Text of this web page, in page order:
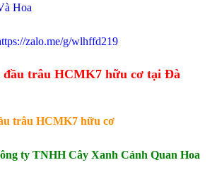
Hoa
zalo.me/g/wlhffd219
đầu trâu HCMK7 hữu cơ tại Đà
trâu HCMK7 hữu cơ
ty TNHH Cây Xanh Cảnh Quan Hoa